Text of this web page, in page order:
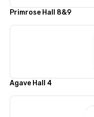
Primrose Hall 8&9
Agave Hall 4